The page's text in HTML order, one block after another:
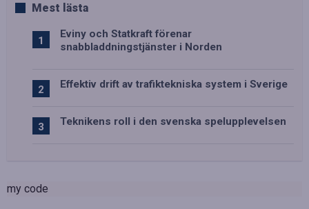
Mest lästa
Eviny och Statkraft förenar
snabbladdningstjänster i Norden
Effektiv drift av trafiktekniska system i Sverige
Teknikens roll i den svenska spelupplevelsen
my code